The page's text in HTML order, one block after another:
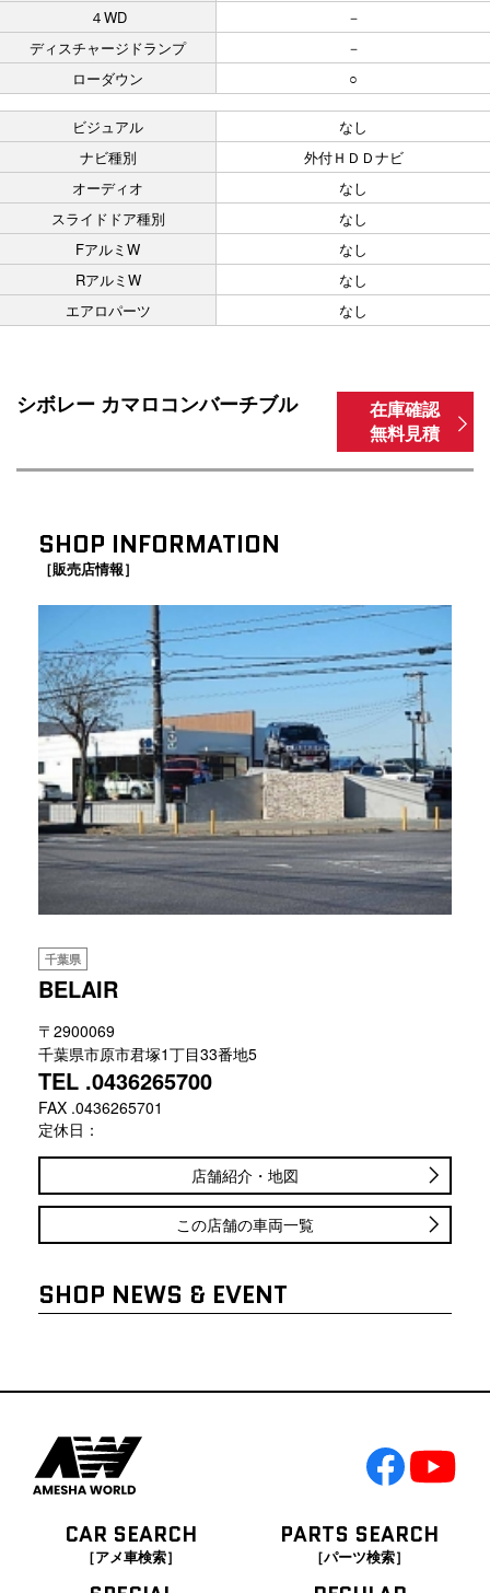
４WD
－
ディスチャージドランプ
－
ローダウン
○
ビジュアル
なし
ナビ種別
外付ＨＤＤナビ
オーディオ
なし
スライドドア種別
なし
FアルミW
なし
RアルミW
なし
エアロパーツ
なし
シボレー カマロコンバーチブル
在庫確認
無料見積
SHOP INFORMATION
［販売店情報］
千葉県
BELAIR
〒2900069
千葉県市原市君塚1丁目33番地5
TEL .0436265700
FAX .0436265701
定休日：
店舗紹介・地図
この店舗の車両一覧
SHOP NEWS & EVENT
CAR SEARCH
［アメ車検索］
PARTS SEARCH
［パーツ検索］